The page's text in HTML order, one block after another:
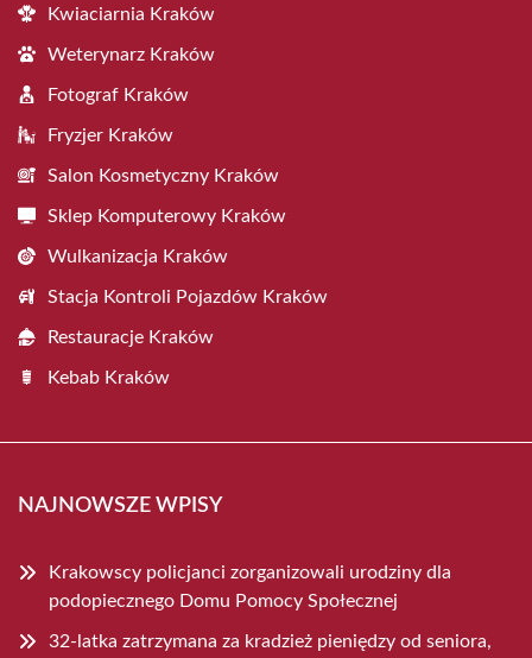
Kwiaciarnia Kraków
Weterynarz Kraków
Fotograf Kraków
Fryzjer Kraków
Salon Kosmetyczny Kraków
Sklep Komputerowy Kraków
Wulkanizacja Kraków
Stacja Kontroli Pojazdów Kraków
Restauracje Kraków
Kebab Kraków
NAJNOWSZE WPISY
Krakowscy policjanci zorganizowali urodziny dla
podopiecznego Domu Pomocy Społecznej
32-latka zatrzymana za kradzież pieniędzy od seniora,